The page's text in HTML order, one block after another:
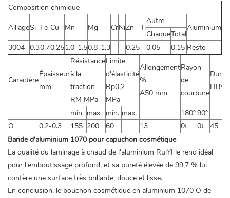
Composition chimique
AlliageSi Fe Cu Mn Mg CrNiZn Ti
Autre
Aluminium
ChaqueTotal
3004 0.30.70.251.0-1.50.8-1.3– – 0.25– 0.05 0.15 Reste
Caractère
Épaisseur
mm
Résistance
à la
traction
RM MPa
Limite
d'élasticité
Rp0,2
MPa
Allongement
%
A50 mm
Rayon
de
courbure
min. max. min. max. 180°90°
O
0.2-0.3 155 200 60 13 0t 0t
45
Bande d'aluminium 1070 pour capuchon cosmétique
La qualité du laminage à chaud de l'aluminium RuiYI le rend idéal
pour l'emboutissage profond, et sa pureté élevée de 99,7 % lui
confère une surface très brillante, douce et lisse.
En conclusion, le bouchon cosmétique en aluminium 1070 O de